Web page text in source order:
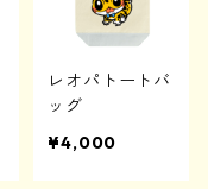
レオパトートバ
ッグ
¥4,000